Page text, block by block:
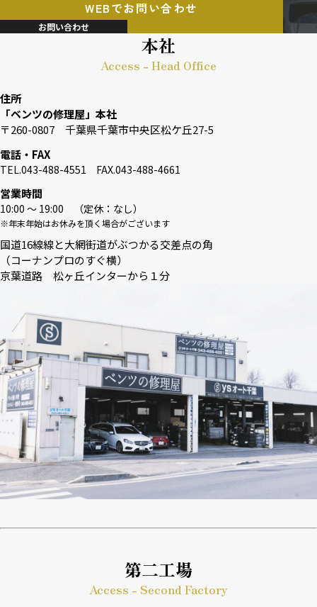
WEBでお問い合わせ
お問い合わせ
本社
Access - Head Office
住所
「ベンツの修理屋」本社
〒260-0807 千葉県千葉市中央区松ケ丘27-5
電話・FAX
TEL.043-488-4551 FAX.043-488-4661
営業時間
10:00 〜 19:00 （定休：なし）
※年末年始はお休みを頂く場合がございます
国道16線線と大網街道がぶつかる交差点の角
（コーナンプロのすぐ横）
京葉道路 松ヶ丘インターから１分
第二工場
Access - Second Factory